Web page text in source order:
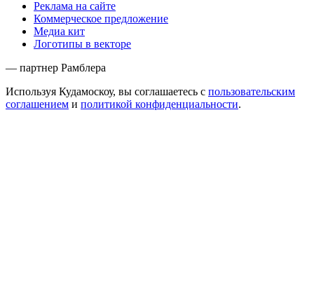
Реклама на сайте
Коммерческое предложение
Медиа кит
Логотипы в векторе
— партнер Рамблера
Используя Кудамоскоу, вы соглашаетесь с пользовательским
соглашением и политикой конфиденциальности.